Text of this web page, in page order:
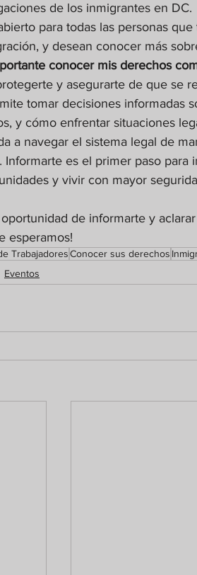
de los inmigrantes en DC.
para todas las personas
y desean conocer más
conocer mis derechos
y asegurarte de que se
tomar decisiones informadas
y cómo enfrentar situaciones
a navegar el sistema legal de
Informarte es el primer paso
y vivir con mayor
de informarte y
esperamos!
TrabajadoresConocer sus derechos
Eventos